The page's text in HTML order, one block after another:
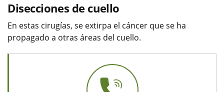
Disecciones de cuello
En estas cirugías, se extirpa el cáncer que se ha
propagado a otras áreas del cuello.